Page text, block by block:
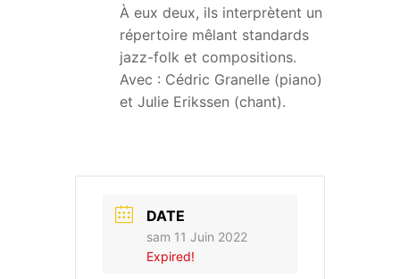
À eux deux, ils interprètent un
répertoire mêlant standards
jazz-folk et compositions.
Avec : Cédric Granelle (piano)
et Julie Erikssen (chant).
DATE
sam 11 Juin 2022
Expired!